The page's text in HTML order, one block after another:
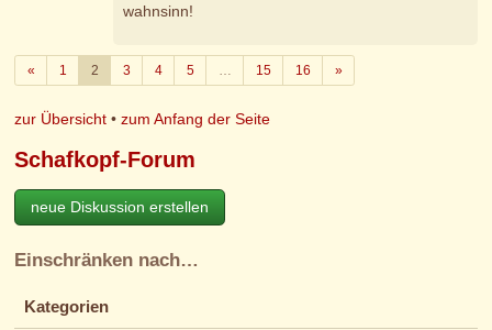
wahnsinn!
«Zurück
1 2 3 4 5 15 16 »Weiter
zur Übersicht •zum Anfang der Seite
Schafkopf-Forum
neue Diskussion erstellen
Einschränken nach…
Kategorien